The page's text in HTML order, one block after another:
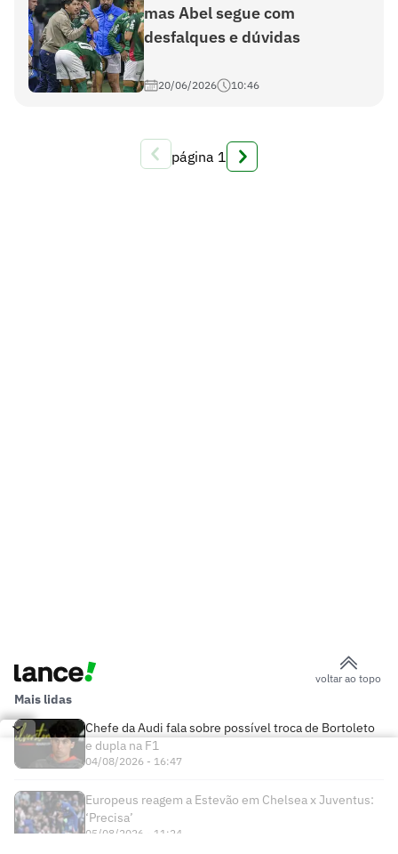
mas Abel segue com
desfalques e dúvidas
20/06/2026 10:46
página 1
voltar ao topo
Mais lidas
Chefe da Audi fala sobre possível troca de Bortoleto
e dupla na F1
04/08/2026 - 16:47
Europeus reagem a Estevão em Chelsea x Juventus:
‘Precisa’
05/08/2026 - 11:24